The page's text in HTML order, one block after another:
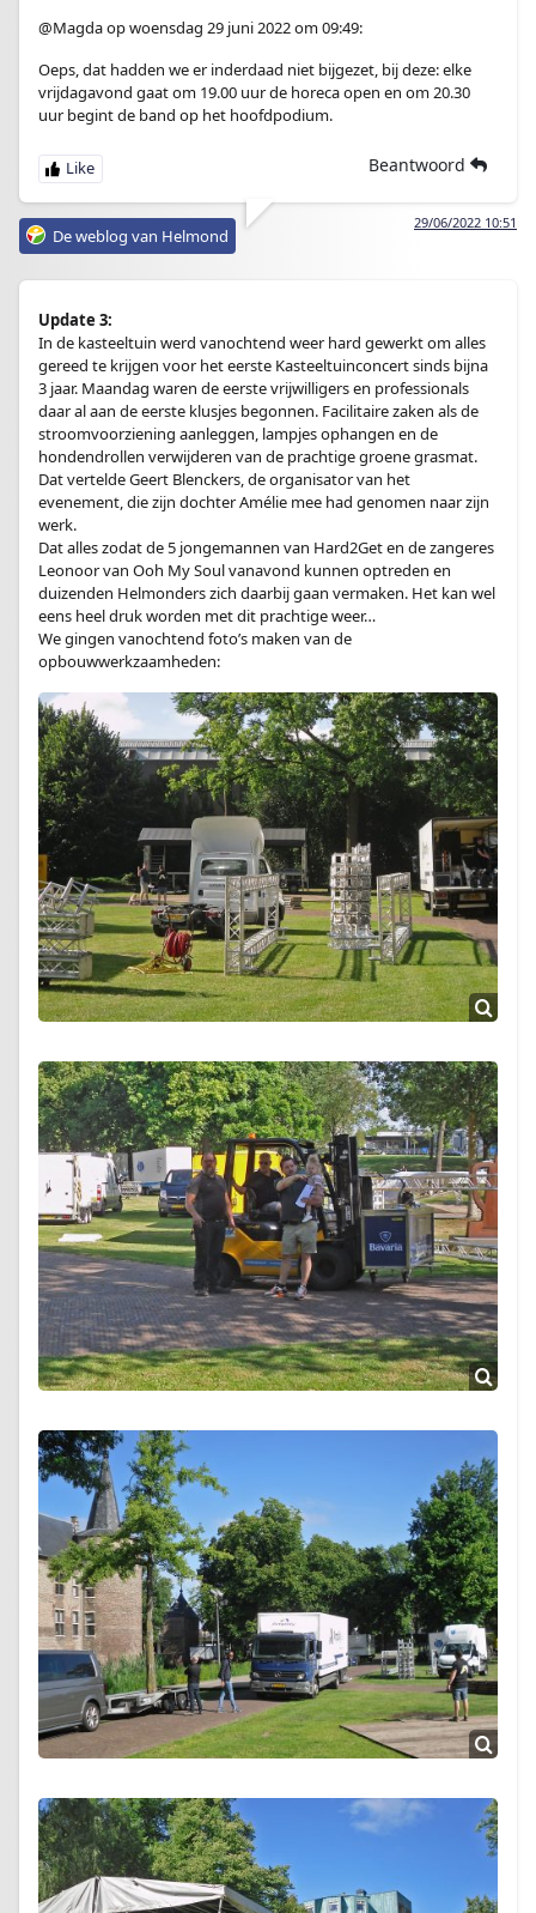
@Magda op woensdag 29 juni 2022 om 09:49:
Oeps, dat hadden we er inderdaad niet bijgezet, bij deze: elke
vrijdagavond gaat om 19.00 uur de horeca open en om 20.30
uur begint de band op het hoofdpodium.
Beantwoord
29/06/2022 10:51
De weblog van Helmond
Update 3:
In de kasteeltuin werd vanochtend weer hard gewerkt om alles
gereed te krijgen voor het eerste Kasteeltuinconcert sinds bijna
3 jaar. Maandag waren de eerste vrijwilligers en professionals
daar al aan de eerste klusjes begonnen. Facilitaire zaken als de
stroomvoorziening aanleggen, lampjes ophangen en de
hondendrollen verwijderen van de prachtige groene grasmat.
Dat vertelde Geert Blenckers, de organisator van het
evenement, die zijn dochter Amélie mee had genomen naar zijn
werk.
Dat alles zodat de 5 jongemannen van Hard2Get en de zangeres
Leonoor van Ooh My Soul vanavond kunnen optreden en
duizenden Helmonders zich daarbij gaan vermaken. Het kan wel
eens heel druk worden met dit prachtige weer…
We gingen vanochtend foto’s maken van de
opbouwwerkzaamheden: